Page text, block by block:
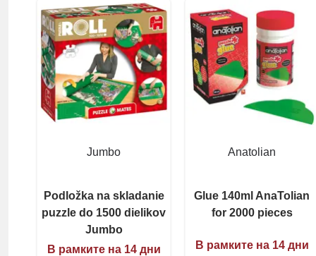
Jumbo
Podložka na skladanie
puzzle do 1500 dielikov
Jumbo
В рамките на 14 дни
Anatolian
Glue 140ml AnaTolian
for 2000 pieces
В рамките на 14 дни